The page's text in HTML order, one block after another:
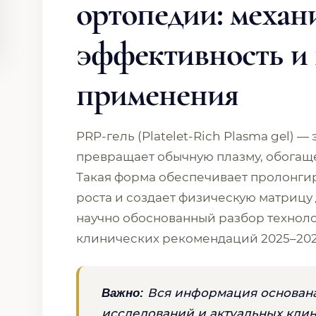
ортопедии:
эффективность
применения
PRP-гель (Platelet-Rich Plasma gel)
превращает обычную плазму,
Такая форма обеспечивает
роста и создает физическую
научно обоснованный разбор
клинических рекомендаций
Важно: Вся информация
исследований и актуальных